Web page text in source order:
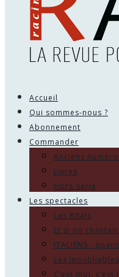
Accueil
Qui sommes-nous ?
Abonnement
Commander
Anciens
Livres
Hors-série
Les spectacles
Les Ritals
Et si on chantait
ITALIENS ,
Les Inoubliables
C’est moi, c’est